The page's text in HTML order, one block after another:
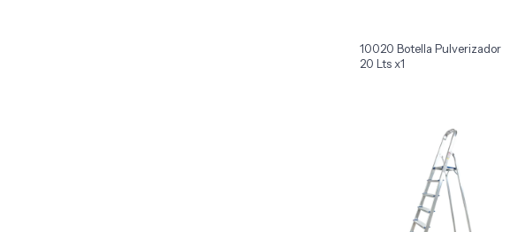
10020 Botella Pulverizador
20 Lts x1